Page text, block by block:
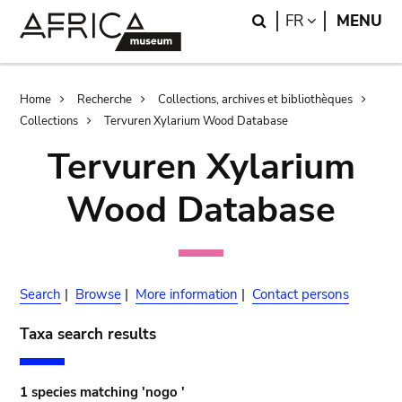
Search
FR LANGUAGE
MENU
Breadcrumb
Home Recherche
Collections, archives et bibliothèques
Collections
Tervuren Xylarium Wood Database
Tervuren Xylarium
Wood Database
Search | Browse | More information | Contact persons
Taxa search results
1 species matching 'nogo '